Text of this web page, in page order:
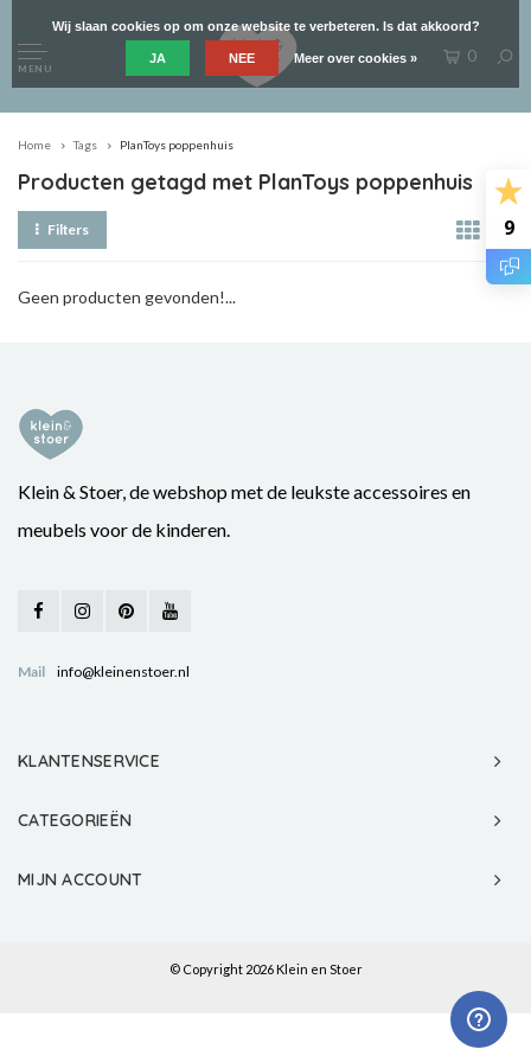
9
MENU
0
Home Tags PlanToys poppenhuis
Producten getagd met PlanToys poppenhuis
Filters
Geen producten gevonden!...
Klein & Stoer, de webshop met de leukste accessoires en
meubels voor de kinderen.
Mail info@kleinenstoer.nl
KLANTENSERVICE
CATEGORIEËN
MIJN ACCOUNT
© Copyright 2026 Klein en Stoer
Wij slaan cookies op om onze website te verbeteren. Is dat akkoord?
JA NEE Meer over cookies »